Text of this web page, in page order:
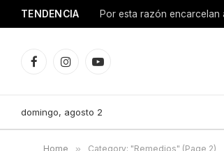
TENDENCIA
FacebookInstagramYouTube
domingo, agosto 2
Home » Category: "Remedios" (Page 2)